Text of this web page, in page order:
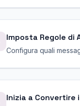
Imposta Regole di
Configura quali
Inizia a Convertire i